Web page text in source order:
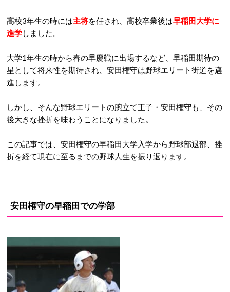
高校3年生の時には主将を任され、高校卒業後は早稲田大学に
進学しました。
大学1年生の時から春の早慶戦に出場するなど、早稲田期待の
星として将来性を期待され、安田権守は野球エリート街道を邁
進します。
しかし、そんな野球エリートの腕立て王子・安田権守も、その
後大きな挫折を味わうことになりました。
この記事では、安田権守の早稲田大学入学から野球部退部、挫
折を経て現在に至るまでの野球人生を振り返ります。
安田権守の早稲田での学部